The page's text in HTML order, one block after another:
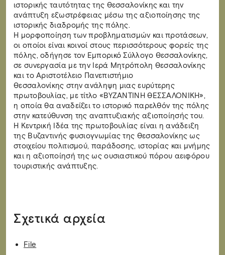
ιστορικής ταυτότητας της Θεσσαλονίκης και την
ανάπτυξη εξωστρέφειας μέσω της αξιοποίησης της
ιστορικής διαδρομής της πόλης.
Η μορφοποίηση των προβληματισμών και προτάσεων,
οι οποίοι είναι κοινοί στους περισσότερους φορείς της
πόλης, οδήγησε τον Εμπορικό Σύλλογο Θεσσαλονίκης,
σε συνεργασία με την Ιερά Μητρόπολη Θεσσαλονίκης
και το Αριστοτέλειο Πανεπιστήμιο
Θεσσαλονίκης στην ανάληψη μιας ευρύτερης
πρωτοβουλίας, με τίτλο «ΒΥΖΑΝΤΙΝΗ ΘΕΣΣΑΛΟΝΙΚΗ»,
η οποία θα αναδείξει το ιστορικό παρελθόν της πόλης
στην κατεύθυνση της αναπτυξιακής αξιοποίησής του.
Η Κεντρική Ιδέα της πρωτοβουλίας είναι η ανάδειξη
της Βυζαντινής φυσιογνωμίας της Θεσσαλονίκης ως
στοιχείου πολιτισμού, παράδοσης, ιστορίας και μνήμης
και η αξιοποίησή της ως ουσιαστικού πόρου αειφόρου
τουριστικής ανάπτυξης.
Σχετικά αρχεία
File